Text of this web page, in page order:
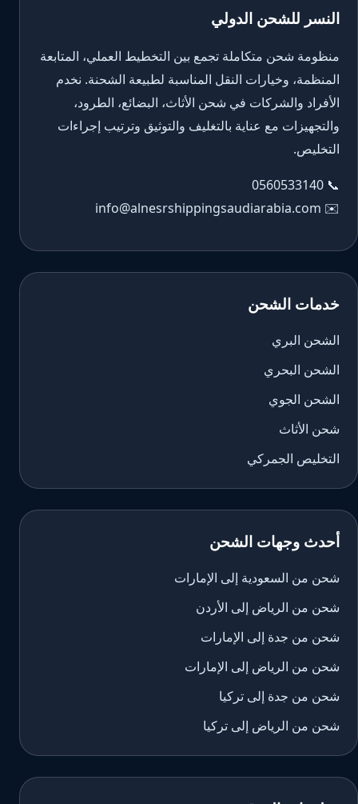
النسر للشحن الدولي
منظومة شحن متكاملة تجمع بين التخطيط العملي، المتابعة
المنظمة، وخيارات النقل المناسبة لطبيعة الشحنة. نخدم
الأفراد والشركات في شحن الأثاث، البضائع، الطرود،
والتجهيزات مع عناية بالتغليف والتوثيق وترتيب إجراءات
التخليص.
📞
0560533140
✉️
info@alnesrshippingsaudiarabia.com
خدمات الشحن
الشحن البري
الشحن البحري
الشحن الجوي
شحن الأثاث
التخليص الجمركي
أحدث وجهات الشحن
شحن من السعودية إلى الإمارات
شحن من الرياض إلى الأردن
شحن من جدة إلى الإمارات
شحن من الرياض إلى الإمارات
شحن من جدة إلى تركيا
شحن من الرياض إلى تركيا